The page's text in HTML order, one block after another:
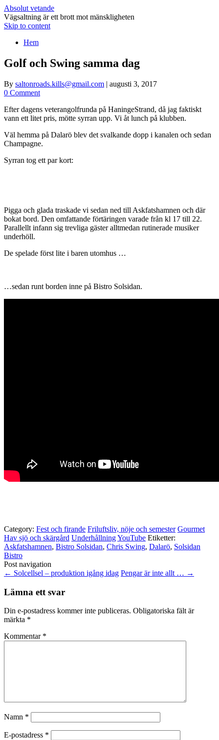
Absolut vetande
Vägsaltning är ett brott mot mänskligheten
Skip to content
Hem
Golf och Swing samma dag
By saltonroads.kills@gmail.com | augusti 3, 2017
0 Comment
Efter dagens veterangolfrunda på HaningeStrand, då jag faktiskt
vann ett litet pris, mötte syrran upp. Vi åt lunch på klubben.
Väl hemma på Dalarö blev det svalkande dopp i kanalen och sedan
Champagne.
Syrran tog ett par kort:
Pigga och glada traskade vi sedan ned till Askfatshamnen och där
bokat bord. Den omfattande förtäringen varade från kl 17 till 22.
Parallellt infann sig trevliga gäster alltmedan rutinerade musiker
underhöll.
De spelade först lite i baren utomhus …
…sedan runt borden inne på Bistro Solsidan.
Category: Fest och firande Friluftsliv, nöje och semester Gourmet
Hav sjö och skärgård UnderhållningYouTube Etiketter:
Askfatshamnen, Bistro Solsidan, Chris Swing, Dalarö, Solsidan
Bistro
Post navigation
← Solcellsel – produktion igång idag Pengar är inte allt … →
Lämna ett svar
Din e-postadress kommer inte publiceras. Obligatoriska fält är
märkta *
Kommentar *
Namn *
E-postadress *